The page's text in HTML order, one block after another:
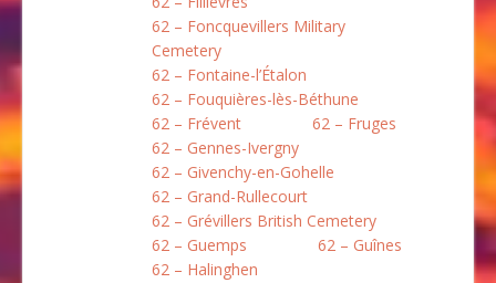
62 – Foncquevillers Military
Cemetery
62 – Fontaine-l’Étalon
62 – Fouquières-lès-Béthune
62 – Frévent
62 – Fruges
62 – Gennes-Ivergny
62 – Givenchy-en-Gohelle
62 – Grand-Rullecourt
62 – Grévillers British Cemetery
62 – Guemps
62 – Guînes
62 – Halinghen